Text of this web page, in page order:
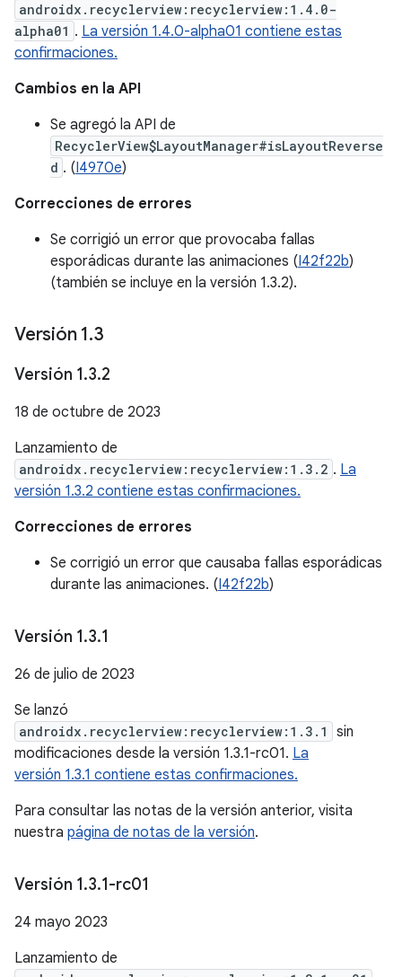
androidx.recyclerview:recyclerview:1.4.0-
alpha01 . La versión 1.4.0-alpha01 contiene estas
confirmaciones.
Cambios en la API
Se agregó la API de
RecyclerView$LayoutManager#isLayoutReverse
d . (I4970e)
Correcciones de errores
Se corrigió un error que provocaba fallas
esporádicas durante las animaciones (I42f22b)
(también se incluye en la versión 1.3.2).
Versión 1.3
Versión 1.3.2
18 de octubre de 2023
Lanzamiento de
androidx.recyclerview:recyclerview:1.3.2 . La
versión 1.3.2 contiene estas confirmaciones.
Correcciones de errores
Se corrigió un error que causaba fallas esporádicas
durante las animaciones. (I42f22b)
Versión 1.3.1
26 de julio de 2023
Se lanzó
androidx.recyclerview:recyclerview:1.3.1
sin
modificaciones desde la versión 1.3.1-rc01. La
versión 1.3.1 contiene estas confirmaciones.
Para consultar las notas de la versión anterior, visita
nuestra página de notas de la versión.
Versión 1.3.1-rc01
24 mayo 2023
Lanzamiento de